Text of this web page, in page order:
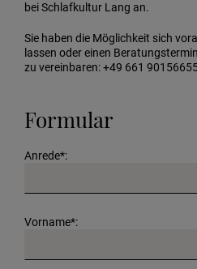
bei Schlafkultur Lang an.
Sie haben die Möglichkeit sich
lassen oder einen
zu vereinbaren: +49 661
Formular
Anrede*:
Vorname*: